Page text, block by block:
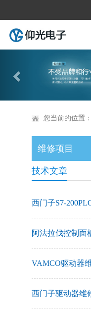
Previous
您当前的位置：
维修项目
技术文章